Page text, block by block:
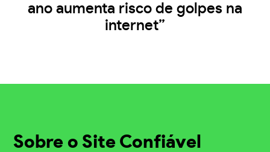
ano aumenta risco de golpes na
internet”
Sobre o Site Confiável